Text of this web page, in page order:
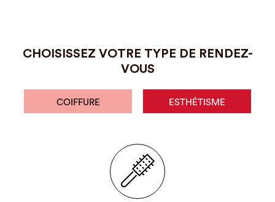
CHOISISSEZ VOTRE TYPE DE RENDEZ-
VOUS
COIFFURE ESTHÉTISME